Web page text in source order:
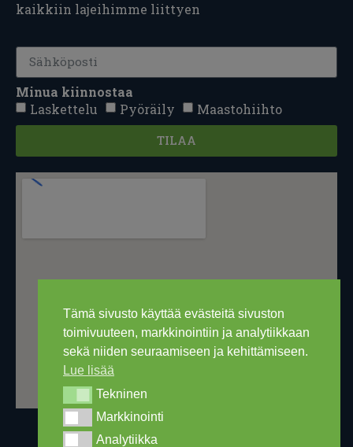
Tämä sivusto käyttää evästeitä sivuston
toimivuuteen, markkinointiin ja analytiikkaan
sekä niiden seuraamiseen ja kehittämiseen.
Lue lisää
TekninenTekninen
MarkkinointiMarkkinointi
AnalytiikkaAnalytiikka
kaikkiin lajeihimme liittyen
Minua kiinnostaa
Laskettelu
Pyöräily Maastohiihto
TILAA